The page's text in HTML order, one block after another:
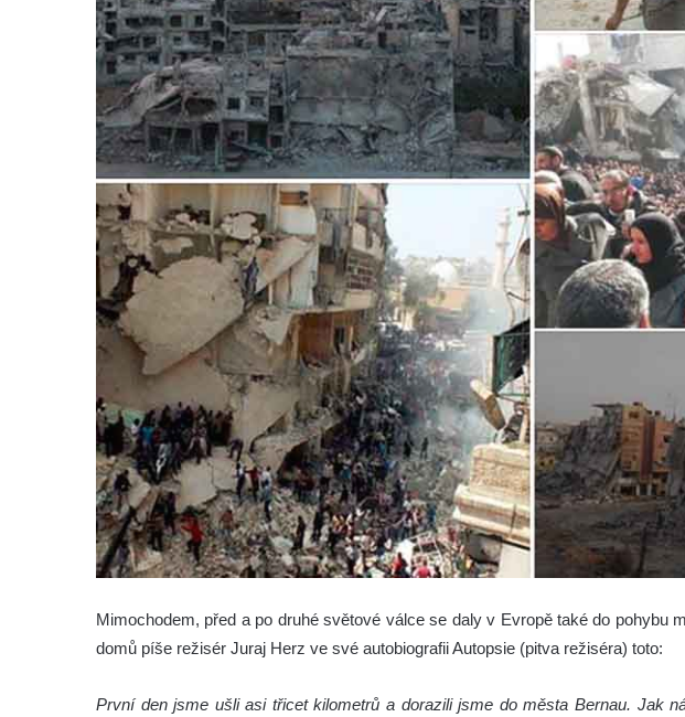
Mimochodem, před a po druhé světové válce se daly v Evropě také do pohybu
domů píše režisér Juraj Herz ve své autobiografii Autopsie (pitva režiséra) toto:
První den jsme ušli asi třicet kilometrů a dorazili jsme do města Bernau. Jak